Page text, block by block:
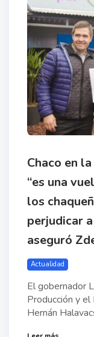
Chaco en
“es una
los
perjudicar
aseguró
Actualidad
El gobernador
Producción y
Hernán